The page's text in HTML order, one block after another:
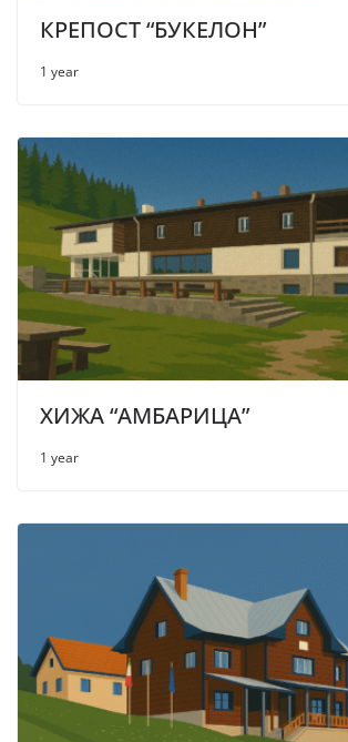
КРЕПОСТ “БУКЕЛОН”
1 year
ХИЖА “АМБАРИЦА”
1 year